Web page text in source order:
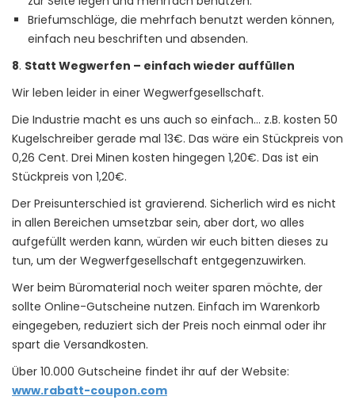
Briefumschläge, die mehrfach benutzt werden können,
einfach neu beschriften und absenden.
8. Statt Wegwerfen – einfach wieder auffüllen
Wir leben leider in einer Wegwerfgesellschaft.
Die Industrie macht es uns auch so einfach… z.B. kosten 50
Kugelschreiber gerade mal 13€. Das wäre ein Stückpreis von
0,26 Cent. Drei Minen kosten hingegen 1,20€. Das ist ein
Stückpreis von 1,20€.
Der Preisunterschied ist gravierend. Sicherlich wird es nicht
in allen Bereichen umsetzbar sein, aber dort, wo alles
aufgefüllt werden kann, würden wir euch bitten dieses zu
tun, um der Wegwerfgesellschaft entgegenzuwirken.
Wer beim Büromaterial noch weiter sparen möchte, der
sollte Online-Gutscheine nutzen. Einfach im Warenkorb
eingegeben, reduziert sich der Preis noch einmal oder ihr
spart die Versandkosten.
Über 10.000 Gutscheine findet ihr auf der Website:
www.rabatt-coupon.com